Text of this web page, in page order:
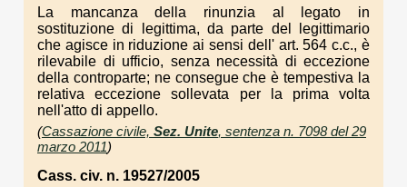
La mancanza della rinunzia al legato in
sostituzione di legittima, da parte del legittimario
che agisce in riduzione ai sensi dell' art. 564 c.c., è
rilevabile di ufficio, senza necessità di eccezione
della controparte; ne consegue che è tempestiva la
relativa eccezione sollevata per la prima volta
nell'atto di appello.
(Cassazione civile, Sez. Unite, sentenza n. 7098 del 29
marzo 2011)
Cass. civ. n. 19527/2005